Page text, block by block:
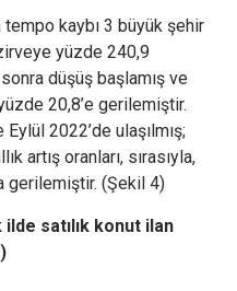
tempo kaybı 3 büyük şehir
yüzde 240,9
düşüş başlamış ve
20,8’e gerilemiştir.
2022’de ulaşılmış;
artış oranları, sırasıyla,
gerilemiştir. (Şekil 4)
satılık konut ilan